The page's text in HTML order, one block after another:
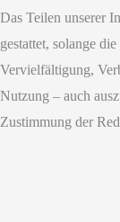
Das Teilen unserer
gestattet, solange
Vervielfältigung,
Nutzung – auch
Zustimmung der